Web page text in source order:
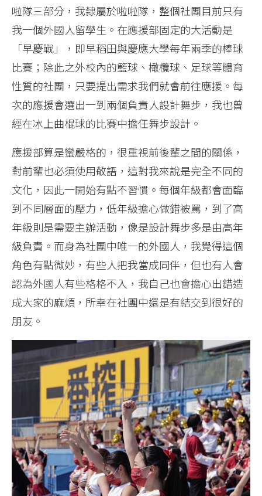
啦隊三部分，我隸屬於啦啦隊，整個社團目前只有
我一個外國人留學生。在應援部固定的大活動是
「早慶戰」，即早稻田與慶應大學每年兩季的棒球
比賽；除此之外校內的籃球、橄欖球、足球等體育
性質的社團，只要提出需求我們就會前往應援。每
次的應援會選出一到兩個負責人設計舞步，我也曾
經在冰上曲棍球的比賽中擔任舞步設計。
應援部算是蠻嚴格的，很重視前後輩之間的關係，
對前輩也必須使用敬語，這對我來說是完全不同的
文化，因此一開始有點不習慣。每個年級都會面臨
到不同層面的壓力，低年級擔心做錯被罵，到了高
年級則是需要主辦活動，像是設計舞步多是由高年
級負責。而身為社團中唯一的外國人，我覺得這個
角色有點微妙，有些人把我當成同伴，但也有人會
認為外國人有些格格不入，我自己也會擔心出錯造
成大家的麻煩，所幸在社團中還是有結交到很好的
朋友。